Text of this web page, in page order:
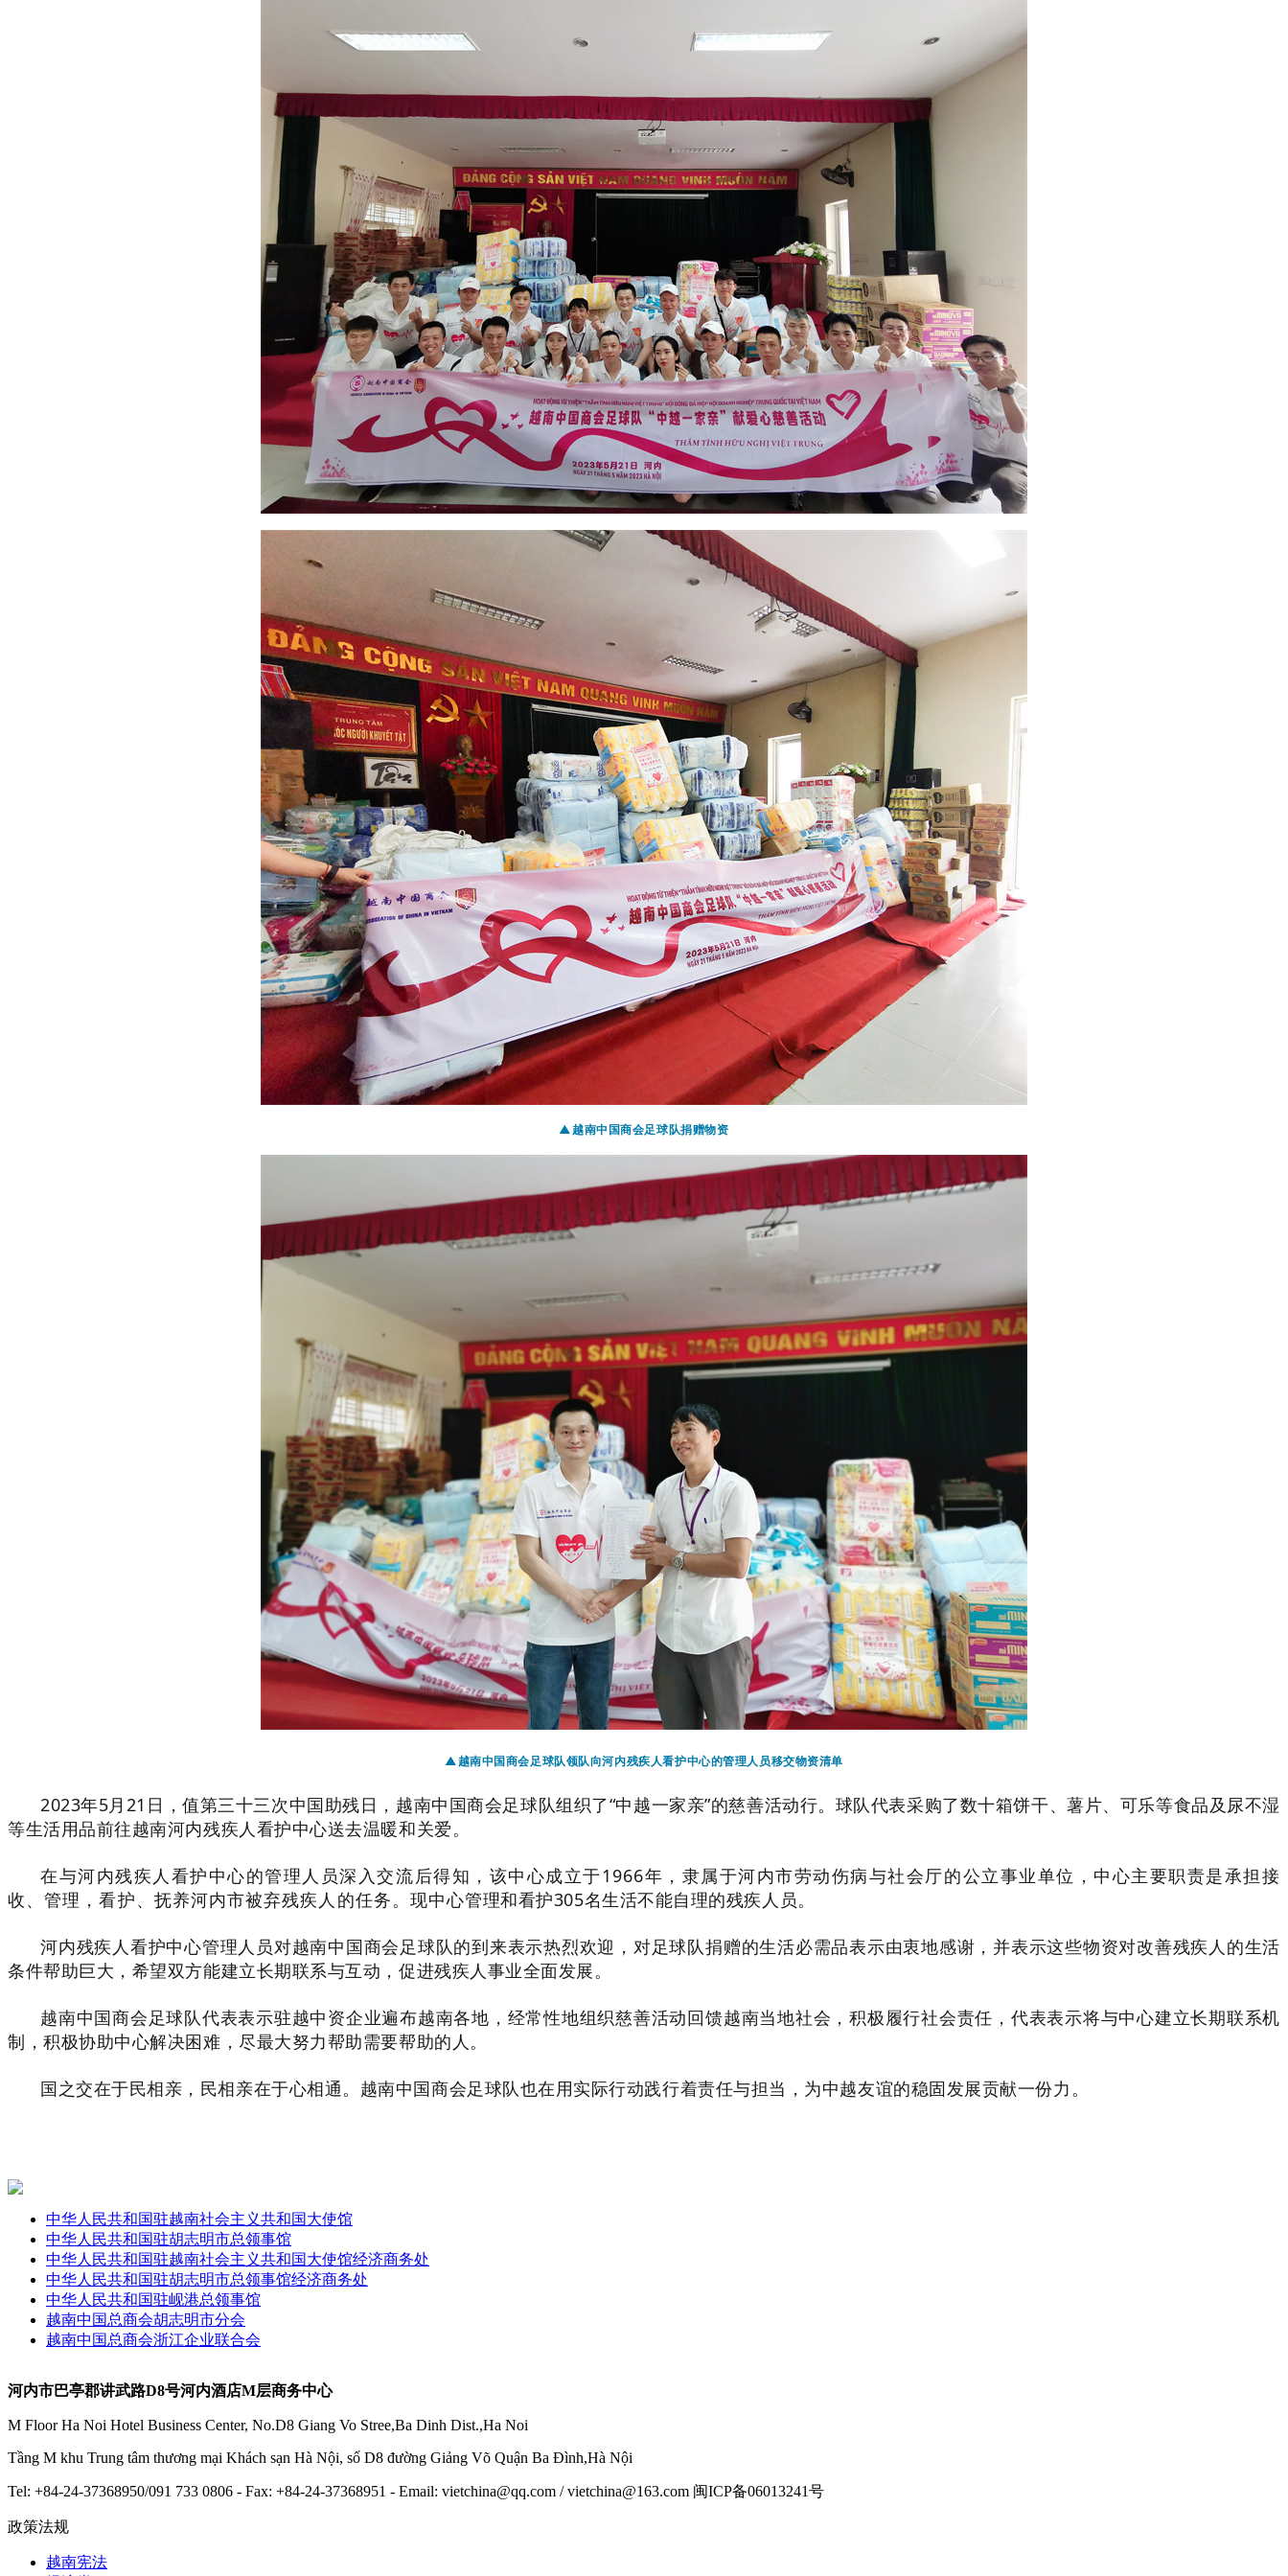
▲越南中国商会足球队捐赠物资
▲越南中国商会足球队领队向河内残疾人看护中心的管理人员移交物资清单
2023年5月21日，值第三十三次中国助残日，越南中国商会足球队组织了“中越一家亲”的慈善活动行。球队代表采购了数十箱饼干、薯片、可乐等食品及尿不湿
等生活用品前往越南河内残疾人看护中心送去温暖和关爱。
在与河内残疾人看护中心的管理人员深入交流后得知，该中心成立于1966年，隶属于河内市劳动伤病与社会厅的公立事业单位，中心主要职责是承担接
收、管理，看护、抚养河内市被弃残疾人的任务。现中心管理和看护305名生活不能自理的残疾人员。
河内残疾人看护中心管理人员对越南中国商会足球队的到来表示热烈欢迎，对足球队捐赠的生活必需品表示由衷地感谢，并表示这些物资对改善残疾人的生活
条件帮助巨大，希望双方能建立长期联系与互动，促进残疾人事业全面发展。
越南中国商会足球队代表表示驻越中资企业遍布越南各地，经常性地组织慈善活动回馈越南当地社会，积极履行社会责任，代表表示将与中心建立长期联系机
制，积极协助中心解决困难，尽最大努力帮助需要帮助的人。
国之交在于民相亲，民相亲在于心相通。越南中国商会足球队也在用实际行动践行着责任与担当，为中越友谊的稳固发展贡献一份力。
中华人民共和国驻越南社会主义共和国大使馆
中华人民共和国驻胡志明市总领事馆
中华人民共和国驻越南社会主义共和国大使馆经济商务处
中华人民共和国驻胡志明市总领事馆经济商务处
中华人民共和国驻岘港总领事馆
越南中国总商会胡志明市分会
越南中国总商会浙江企业联合会
河内市巴亭郡讲武路D8号河内酒店M层商务中心
M Floor Ha Noi Hotel Business Center, No.D8 Giang Vo Stree,Ba Dinh Dist.,Ha Noi
Tầng M khu Trung tâm thương mại Khách sạn Hà Nội, số D8 đường Giảng Võ Quận Ba Đình,Hà Nội
Tel: +84-24-37368950/091 733 0806 - Fax: +84-24-37368951 - Email: vietchina@qq.com / vietchina@163.com 闽ICP备06013241号
政策法规
越南宪法